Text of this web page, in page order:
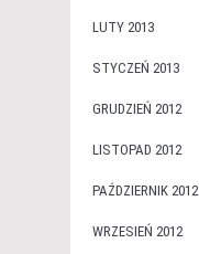
LUTY 2013
STYCZEŃ 2013
GRUDZIEŃ 2012
LISTOPAD 2012
PAŹDZIERNIK 2012
WRZESIEŃ 2012